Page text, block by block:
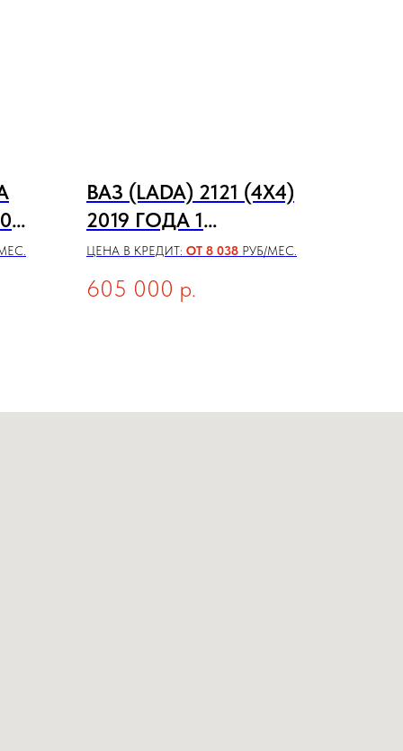
ВАЗ (LADA) 2121 (4X4)
2019 ГОДА 1
ПОКОЛЕНИЕ
[РЕСТАЙЛИНГ] (2020)
ЦЕНА В КРЕДИТ: ОТ 8 038 РУБ/МЕС.
605 000 р.